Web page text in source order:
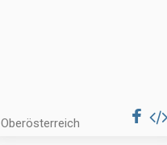
Oberösterreich